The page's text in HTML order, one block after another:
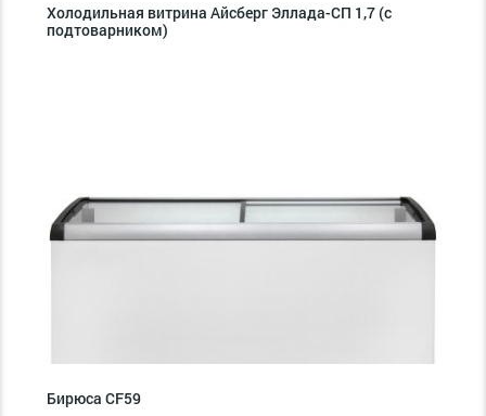
Холодильная витрина Айсберг Эллада-СП 1,7 (с
подтоварником)
Бирюса CF59